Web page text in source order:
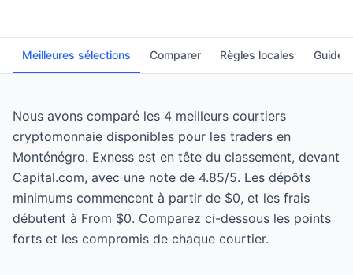
Meilleures sélections Comparer Règles locales Guide
Nous avons comparé les 4 meilleurs courtiers
cryptomonnaie disponibles pour les traders en
Monténégro. Exness est en tête du classement, devant
Capital.com, avec une note de 4.85/5. Les dépôts
minimums commencent à partir de $0, et les frais
débutent à From $0. Comparez ci-dessous les points
forts et les compromis de chaque courtier.